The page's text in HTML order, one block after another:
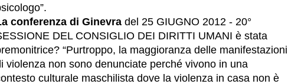
conferenza di Ginevra del 25 GIUGNO 2012 - 20°
DEL CONSIGLIO DEI DIRITTI UMANI è stata
“Purtroppo, la maggioranza delle manifestazioni
violenza non sono denunciate perché vivono in una
culturale maschilista dove la violenza in casa non è